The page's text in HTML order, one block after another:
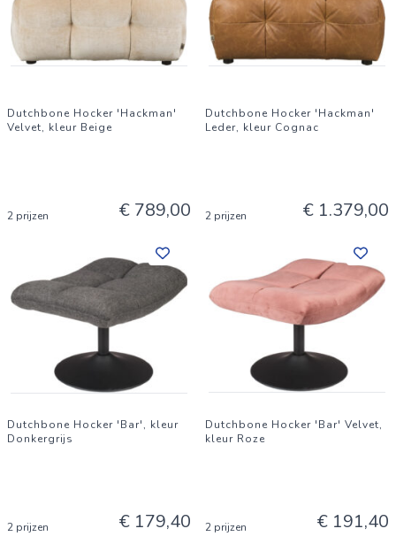
Dutchbone Hocker 'Hackman'
Velvet, kleur Beige
2 prijzen € 789,00
Dutchbone Hocker 'Hackman'
Leder, kleur Cognac
2 prijzen € 1.379,00
Dutchbone Hocker 'Bar', kleur
Donkergrijs
2 prijzen € 179,40
Dutchbone Hocker 'Bar' Velvet,
kleur Roze
2 prijzen € 191,40